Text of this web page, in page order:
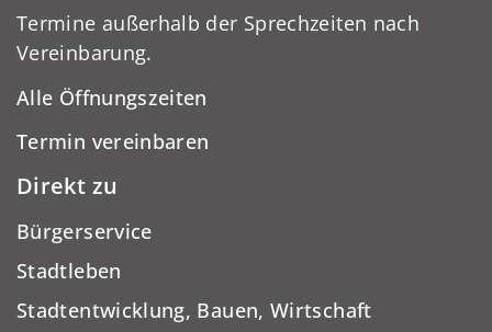
Termine außerhalb der Sprechzeiten nach
Vereinbarung.
Alle Öffnungszeiten
Termin vereinbaren
Direkt zu
Bürgerservice
Stadtleben
Stadtentwicklung, Bauen, Wirtschaft